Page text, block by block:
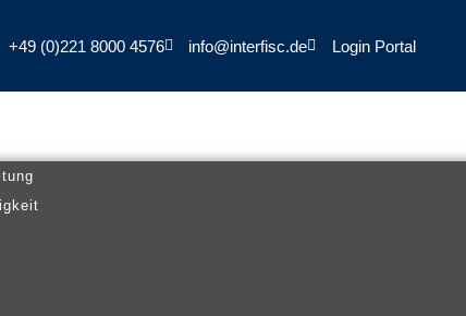
+49 (0)221 8000 4576 info@interfisc.de Login Portal